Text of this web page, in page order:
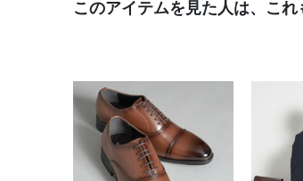
このアイテムを見た人は、これ